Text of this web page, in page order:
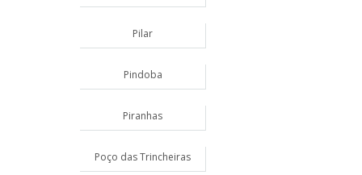
Pilar
Pindoba
Piranhas
Poço das Trincheiras